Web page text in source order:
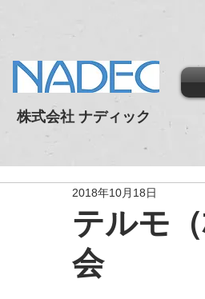
株式会社 ナディック
テルモ
会
2018年10月18日